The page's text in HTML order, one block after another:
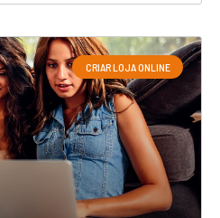
CRIAR LOJA ONLINE